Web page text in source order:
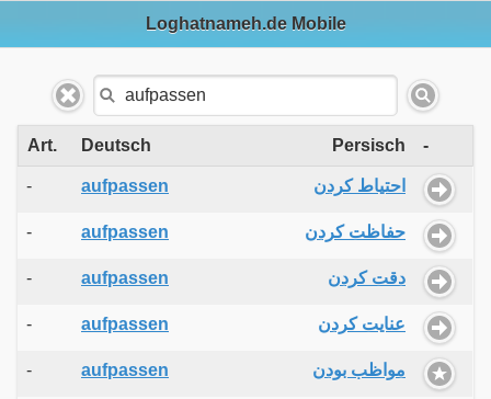
Loghatnameh.de Mobile
Art. Deutsch Persisch -
- aufpassen احتیاط کردن
- aufpassen حفاظت کردن
- aufpassen دقت کردن
- aufpassen عنایت کردن
- aufpassen مواظب بودن